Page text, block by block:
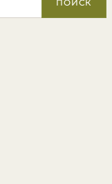
ПОИСК